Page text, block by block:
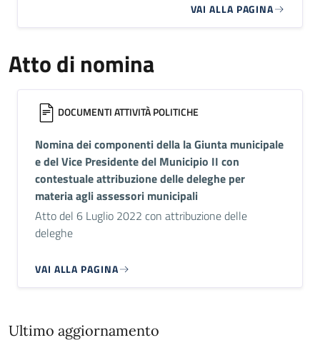
VAI ALLA PAGINA
Atto di nomina
DOCUMENTI ATTIVITÀ POLITICHE
Nomina dei componenti della la Giunta municipale
e del Vice Presidente del Municipio II con
contestuale attribuzione delle deleghe per
materia agli assessori municipali
Atto del 6 Luglio 2022 con attribuzione delle
deleghe
VAI ALLA PAGINA
Ultimo aggiornamento